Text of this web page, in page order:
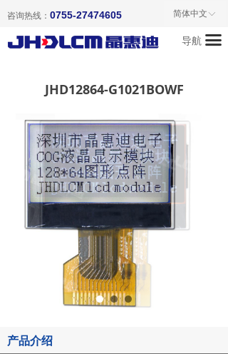
끀
首页
关于我们
成功案例
联系我们
ꀅ
简体中文
咨询热线： 0755-27474605
导航
产品介绍
JHD12864-G1021BOWF